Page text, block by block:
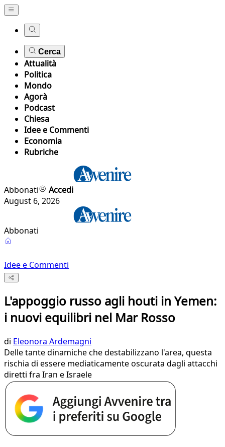
Cerca
Attualità
Politica
Mondo
Agorà
Podcast
Chiesa
Idee e Commenti
Economia
Rubriche
Abbonati
Accedi
August 6, 2026
Abbonati
Idee e Commenti
L'appoggio russo agli houti in Yemen:
i nuovi equilibri nel Mar Rosso
di Eleonora Ardemagni
Delle tante dinamiche che destabilizzano l'area, questa
rischia di essere mediaticamente oscurata dagli attacchi
diretti fra Iran e Israele